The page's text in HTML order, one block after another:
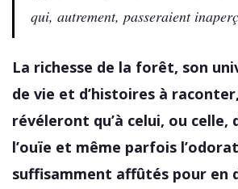
qui, autrement, passeraient
La richesse de la forêt, son
de vie et d’histoires à
révéleront qu’à celui, ou celle,
l’ouïe et même parfois
suffisamment affûtés pour en